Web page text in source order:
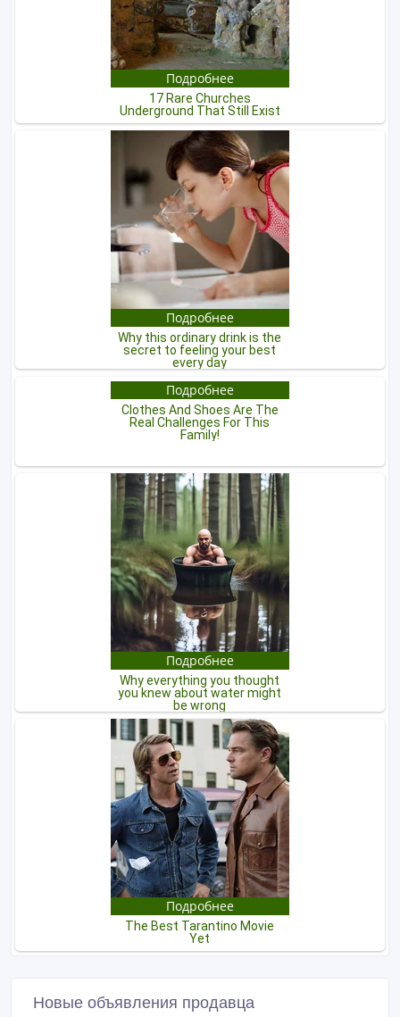
Новые объявления продавца